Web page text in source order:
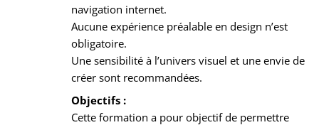
navigation internet.
Aucune expérience préalable en design n’est
obligatoire.
Une sensibilité à l’univers visuel et une envie de
créer sont recommandées.
Objectifs :
Cette formation a pour objectif de permettre